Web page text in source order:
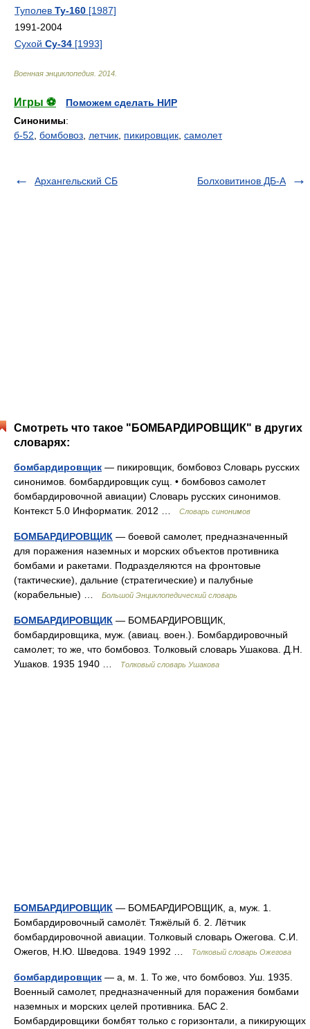
Туполев Ту-160 [1987]
1991-2004
Сухой Су-34 [1993]
Военная энциклопедия 2014
Игры ⚽
Поможем сделать НИР
Синонимы:
б-52 бомбовоз летчик пикировщик самолет
Архангельский СБ Болховитинов ДБ-А
Смотреть что такое "БОМБАРДИРОВЩИК" в других
словарях:
бомбардировщик — пикировщик, бомбовоз Словарь русских
синонимов. бомбардировщик сущ. • бомбовоз самолет
бомбардировочной авиации) Словарь русских синонимов.
Контекст 5.0 Информатик. 2012 …
Словарь синонимов
БОМБАРДИРОВЩИК — боевой самолет, предназначенный
для поражения наземных и морских объектов противника
бомбами и ракетами. Подразделяются на фронтовые
(тактические), дальние (стратегические) и палубные
(корабельные) …
Большой Энциклопедический словарь
БОМБАРДИРОВЩИК — БОМБАРДИРОВЩИК,
бомбардировщика, муж. (авиац. воен.). Бомбардировочный
самолет; то же, что бомбовоз. Толковый словарь Ушакова. Д.Н.
Ушаков. 1935 1940 …
Толковый словарь Ушакова
БОМБАРДИРОВЩИК — БОМБАРДИРОВЩИК, а, муж. 1.
Бомбардировочный самолёт. Тяжёлый б. 2. Лётчик
бомбардировочной авиации. Толковый словарь Ожегова. С.И.
Ожегов, Н.Ю. Шведова. 1949 1992 …
Толковый словарь Ожегова
бомбардировщик — а, м. 1. То же, что бомбовоз. Уш. 1935.
Военный самолет, предназначенный для поражения бомбами
наземных и морских целей противника. БАС 2.
Бомбардировщики бомбят только с горизонтали, а пикирующих